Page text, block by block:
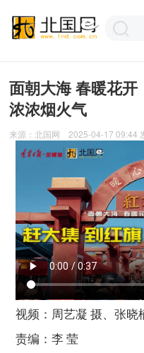
面朝大海 春暖花开
浓浓烟火气
来源： 北国网 2025-04-17 09:44
视频：周艺凝 摄、张晓
责编：李 莹